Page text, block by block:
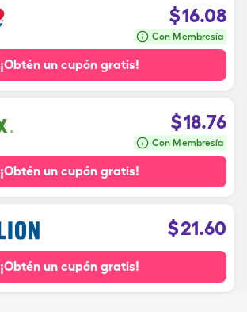
$16.08
Con Membresía
¡Obtén un cupón gratis!
$18.76
Con Membresía
¡Obtén un cupón gratis!
$21.60
¡Obtén un cupón gratis!